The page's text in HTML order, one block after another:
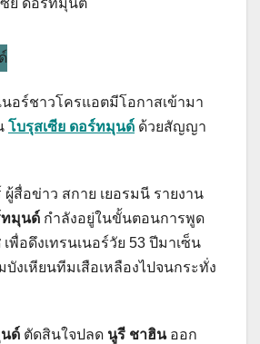
นอร์ชาวโครแอตมีโอกาสเข้ามา
โบรุสเซีย ดอร์ทมุนด์ ด้วยสัญญา
สื่อข่าว สกาย เยอรมนี รายงาน
ทมุนด์ กำลังอยู่ในขั้นตอนการพูด
เพื่อดึงเทรนเนอร์วัย 53 ปีมาเซ็น
งเหียนทีมเสือเหลืองไปจนกระทั่ง
ด์ ตัดสินใจปลด นูรี ชาฮินออก